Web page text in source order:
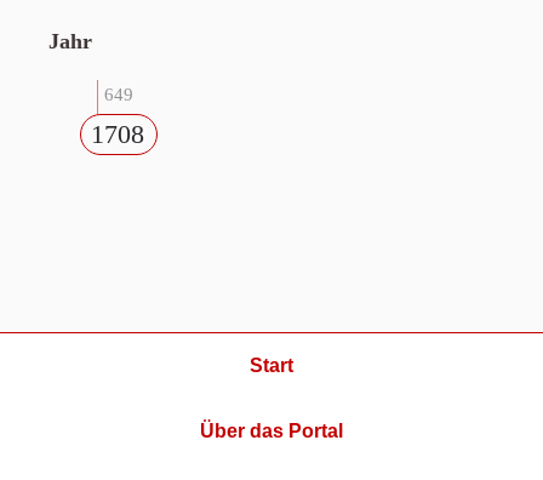
Jahr
649
1708
Start
Über das Portal